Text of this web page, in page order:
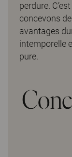
perdure.
concevons
avantages
intemporelle
pure.